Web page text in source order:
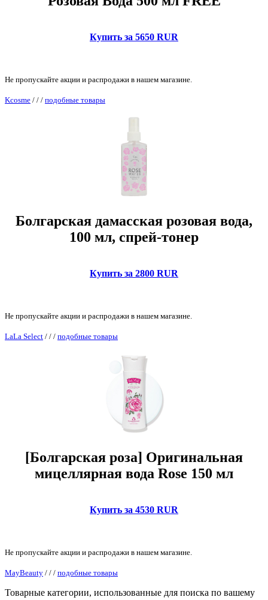
Купить за 5650 RUR
Не пропускайте акции и распродажи в нашем магазине.
Kcosme / / / подобные товары
Болгарская дамасская розовая вода,
100 мл, спрей-тонер
Купить за 2800 RUR
Не пропускайте акции и распродажи в нашем магазине.
LaLa Select / / / подобные товары
[Болгарская роза] Оригинальная
мицеллярная вода Rose 150 мл
Купить за 4530 RUR
Не пропускайте акции и распродажи в нашем магазине.
MayBeauty / / / подобные товары
Товарные категории, использованные для поиска по вашему